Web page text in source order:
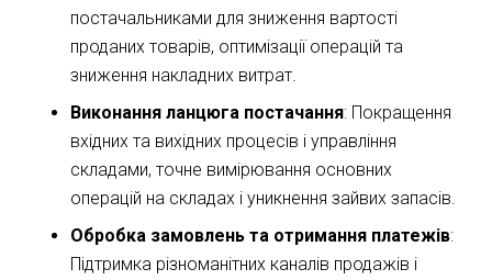
постачальниками для зниження вартості
проданих товарів, оптимізації операцій та
зниження накладних витрат.
Виконання ланцюга постачання: Покращення
вхідних та вихідних процесів і управління
складами, точне вимірювання основних
операцій на складах і уникнення зайвих запасів.
Обробка замовлень та отримання платежів:
Підтримка різноманітних каналів продажів і